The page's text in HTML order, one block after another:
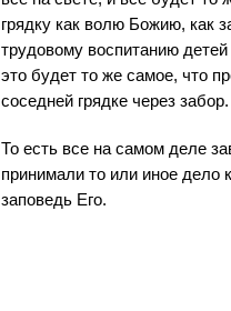
грядку как волю Божию, как
трудовому воспитанию
это будет то же самое, что
соседней грядке через забор.
То есть все на самом деле
принимали то или иное дело
заповедь Его.